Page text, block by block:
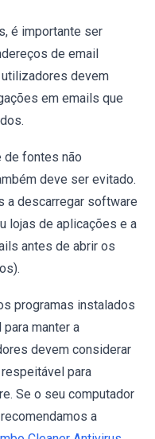
é importante ser
de email
devem
em emails que
de fontes não
deve ser evitado.
a descarregar software
lojas de aplicações e a
antes de abrir os
programas instalados
manter a
devem considerar
para
Se o seu computador
a